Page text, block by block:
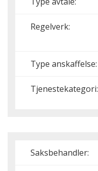
Regelverk:
Type anskaffelse:
Tjenestekategori:
Saksbehandler: